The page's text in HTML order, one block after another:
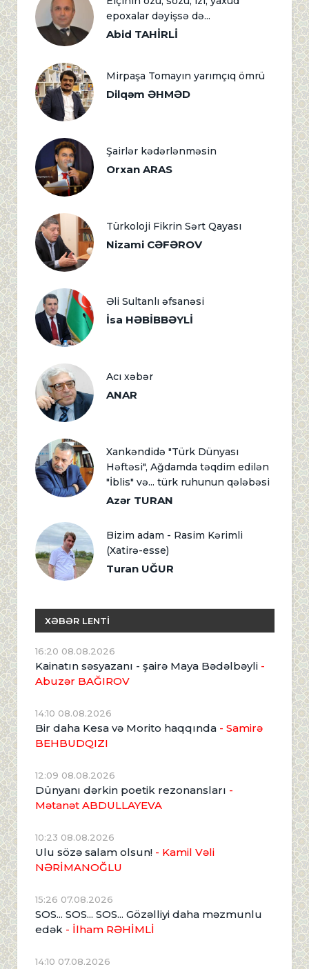
epoxalar dəyişsə də...
Abid TAHİRLİ
Mirpaşa Tomayın yarımçıq ömrü
Dilqəm ƏHMƏD
Şairlər kədərlənməsin
Orxan ARAS
Türkoloji Fikrin Sərt Qayası
Nizami CƏFƏROV
Əli Sultanlı əfsanəsi
İsa HƏBİBBƏYLİ
Acı xəbər
ANAR
Xankəndidə "Türk Dünyası
Həftəsi", Ağdamda təqdim edilən
"İblis" və... türk ruhunun qələbəsi
Azər TURAN
Bizim adam - Rasim Kərimli
(Xatirə-esse)
Turan UĞUR
XƏBƏR LENTİ
16:20 08.08.2026
Kainatın səsyazanı - şairə Maya Bədəlbəyli -
Abuzər BAĞIROV
14:10 08.08.2026
Bir daha Kesa və Morito haqqında - Samirə
BEHBUDQIZI
12:09 08.08.2026
Dünyanı dərkin poetik rezonansları -
Mətanət ABDULLAYEVA
10:23 08.08.2026
Ulu sözə salam olsun! - Kamil Vəli
NƏRİMANOĞLU
15:26 07.08.2026
SOS... SOS... SOS... Gözəlliyi daha məzmunlu
edək - İlham RƏHİMLİ
14:10 07.08.2026